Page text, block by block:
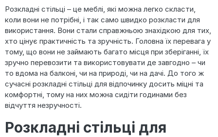
Розкладні стільці – це меблі, які можна легко скласти,
коли вони не потрібні, і так само швидко розкласти для
використання. Вони стали справжньою знахідкою для тих,
хто цінує практичність та зручність. Головна їх перевага у
тому, що вони не займають багато місця при зберіганні, їх
зручно перевозити та використовувати де завгодно – чи
то вдома на балконі, чи на природі, чи на дачі. До того ж
сучасні розкладні стільці для відпочинку досить міцні та
комфортні, тому на них можна сидіти годинами без
відчуття незручності.
Розкладні стільці для